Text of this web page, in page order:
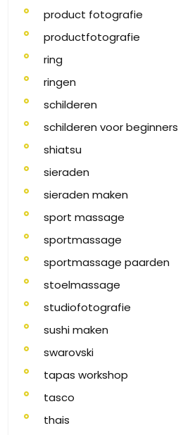
product fotografie
productfotografie
ring
ringen
schilderen
schilderen voor beginners
shiatsu
sieraden
sieraden maken
sport massage
sportmassage
sportmassage paarden
stoelmassage
studiofotografie
sushi maken
swarovski
tapas workshop
tasco
thais